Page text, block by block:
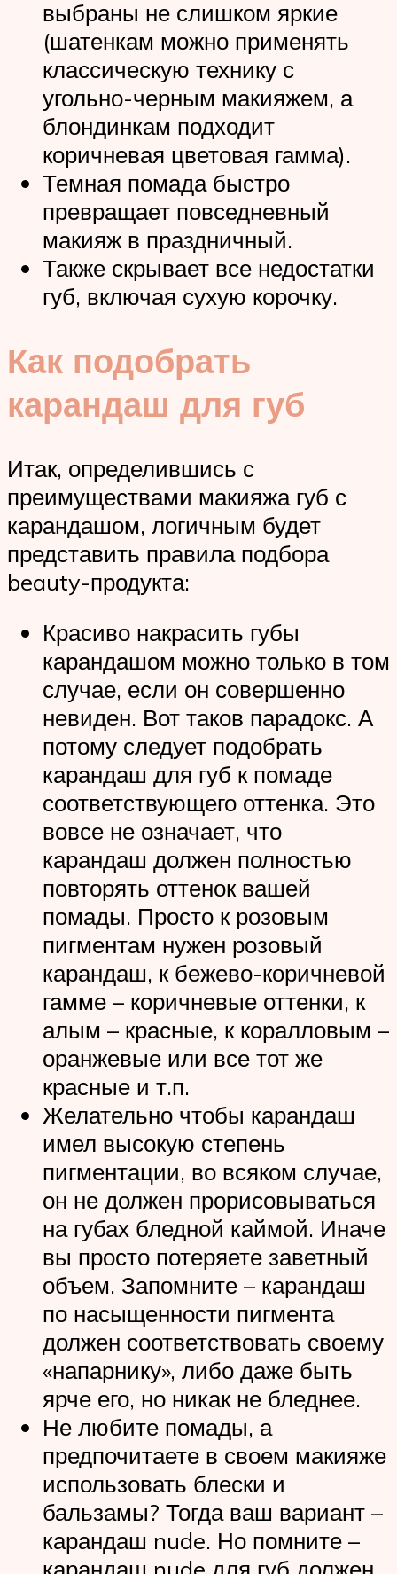
выбраны не слишком яркие
(шатенкам можно применять
классическую технику с
угольно-черным макияжем, а
блондинкам подходит
коричневая цветовая гамма).
Темная помада быстро
превращает повседневный
макияж в праздничный.
Также скрывает все недостатки
губ, включая сухую корочку.
Как подобрать
карандаш для губ
Итак, определившись с
преимуществами макияжа губ с
карандашом, логичным будет
представить правила подбора
beauty-продукта:
Красиво накрасить губы
карандашом можно только в том
случае, если он совершенно
невиден. Вот таков парадокс. А
потому следует подобрать
карандаш для губ к помаде
соответствующего оттенка. Это
вовсе не означает, что
карандаш должен полностью
повторять оттенок вашей
помады. Просто к розовым
пигментам нужен розовый
карандаш, к бежево-коричневой
гамме – коричневые оттенки, к
алым – красные, к коралловым –
оранжевые или все тот же
красные и т.п.
Желательно чтобы карандаш
имел высокую степень
пигментации, во всяком случае,
он не должен прорисовываться
на губах бледной каймой. Иначе
вы просто потеряете заветный
объем. Запомните – карандаш
по насыщенности пигмента
должен соответствовать своему
«напарнику», либо даже быть
ярче его, но никак не бледнее.
Не любите помады, а
предпочитаете в своем макияже
использовать блески и
бальзамы? Тогда ваш вариант –
карандаш nude. Но помните –